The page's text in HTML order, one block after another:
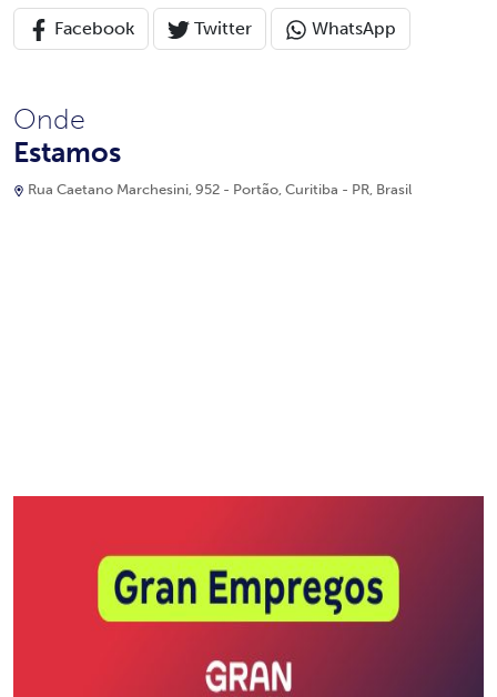
Facebook Twitter WhatsApp
Onde
Estamos
Rua Caetano Marchesini, 952 - Portão, Curitiba - PR, Brasil